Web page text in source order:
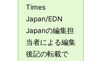
Times
Japan/EDN
Japanの編集担
当者による編集
後記の転載で